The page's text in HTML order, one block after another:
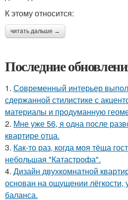
К этому относится:
читать дальше →
Последние
1. Современный интерьер
сдержанной стилистике с
материалы и продуманную
2. Мне уже 56, я одна после
квартире отца.
3. Как-то раз, когда моя тёща
небольшая "Катастрофа".
4. Дизайн двухкомнатной
основан на ощущении лёгкости,
баланса.